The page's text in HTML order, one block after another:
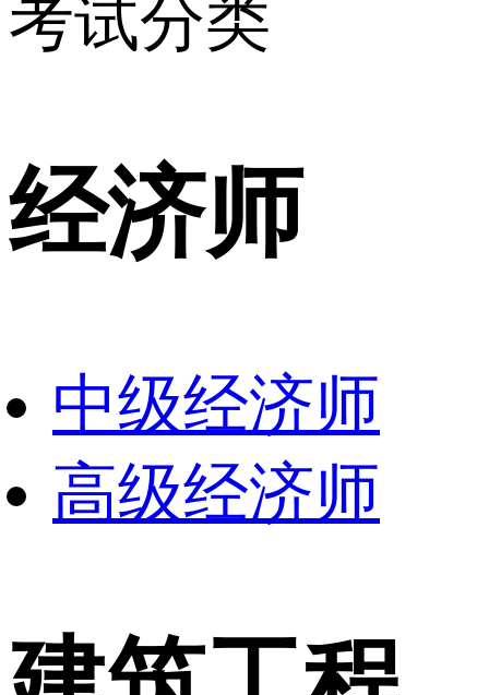
考试分类
经济师
中级经济师
高级经济师